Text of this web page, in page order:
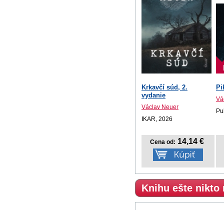
Krkavčí súd, 2.
vydanie
Václav Neuer
IKAR, 2026
Cena od: 14,14 €
Knihu ešte nikto